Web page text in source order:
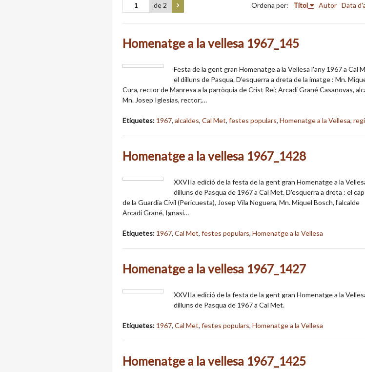
de 2 Ordena per: Títol Autor Data
Homenatge a la vellesa 1967_145
Festa de la gent gran Homenatge a la Vellesa l'any 1967 a Cal
el dilluns de Pasqua. D'esquerra a dreta de la imatge : Mn.
Cura, rector de Manresa a la parròquia de Crist Rei; Arcadi Grané Casanovas,
Mn. Josep Iglesias, rector;…
Etiquetes: 1967, alcaldes, Cal Met, festes populars, Homenatge a la Vellesa,
Homenatge a la vellesa 1967_1428
XXVIIa edició de la festa de la gent gran Homenatge a la
dilluns de Pasqua de 1967 a Cal Met. D'esquerra a dreta : el
de la Guardia Civil (Pericuesta), Josep Vila Noguera, Mn. Miquel Bosch, l'alcalde
Arcadi Grané, Ignasi…
Etiquetes: 1967, Cal Met, festes populars, Homenatge a la Vellesa
Homenatge a la vellesa 1967_1427
XXVIIa edició de la festa de la gent gran Homenatge a la
dilluns de Pasqua de 1967 a Cal Met.
Etiquetes: 1967, Cal Met, festes populars, Homenatge a la Vellesa
Homenatge a la vellesa 1967_1425